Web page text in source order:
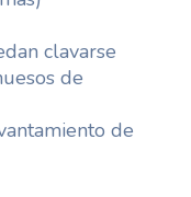
clavarse
de
de